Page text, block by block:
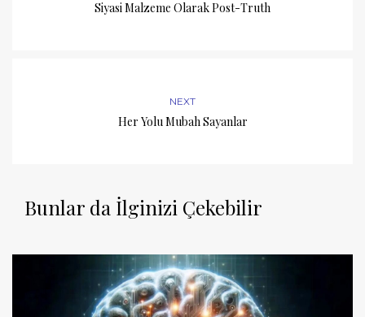
Siyasi Malzeme Olarak Post-Truth
NEXT
Her Yolu Mubah Sayanlar
Bunlar da İlginizi Çekebilir